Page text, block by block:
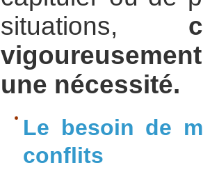
situations,
une nécessité.
Le besoin de
conflits